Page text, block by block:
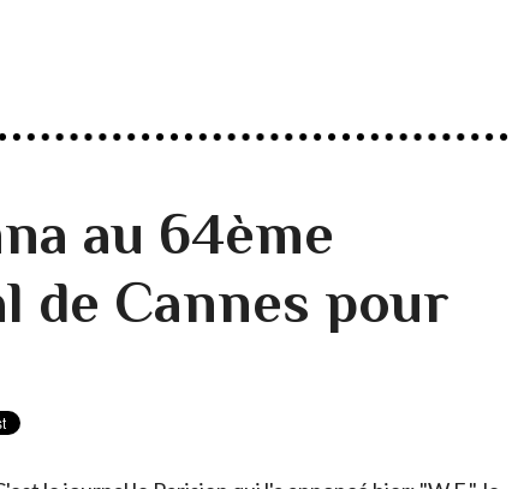
au 64ème
de Cannes pour